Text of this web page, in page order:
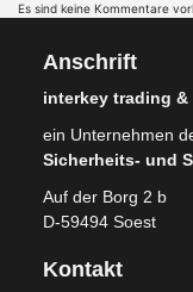
Es sind keine Kommentare
Anschrift
interkey trading &
ein Unternehmen
Sicherheits- und
Auf der Borg 2 b
D-59494 Soest
Kontakt